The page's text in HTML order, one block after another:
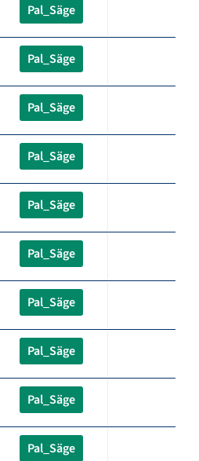
Pal_Säge
Pal_Säge
Pal_Säge
Pal_Säge
Pal_Säge
Pal_Säge
Pal_Säge
Pal_Säge
Pal_Säge
Pal_Säge